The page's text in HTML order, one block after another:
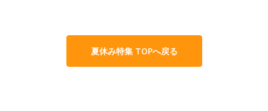
夏休み特集 TOPへ戻る